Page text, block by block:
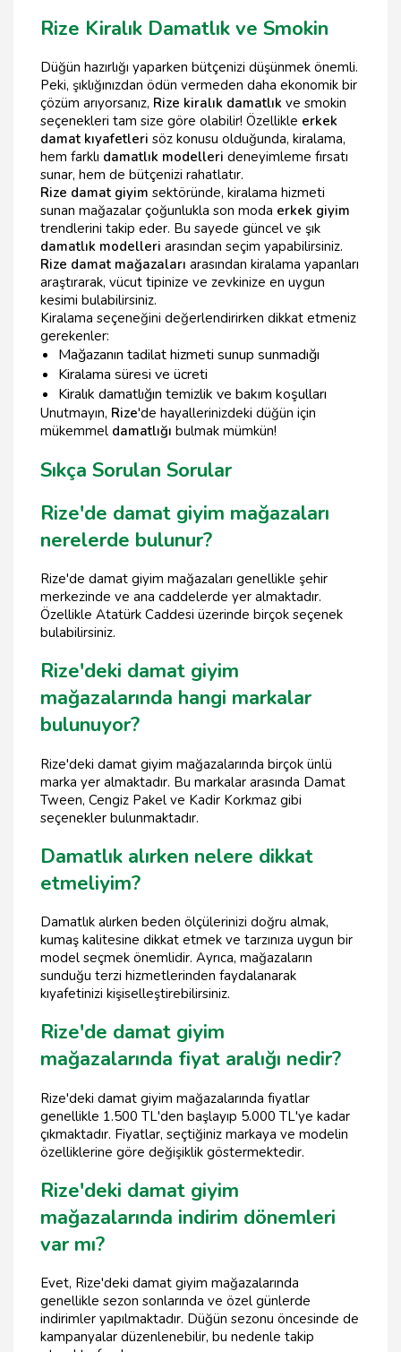
Rize Kiralık Damatlık ve Smokin
Düğün hazırlığı yaparken bütçenizi düşünmek önemli.
Peki, şıklığınızdan ödün vermeden daha ekonomik bir
çözüm arıyorsanız, Rize kiralık damatlık ve smokin
seçenekleri tam size göre olabilir! Özellikle erkek
damat kıyafetleri söz konusu olduğunda, kiralama,
hem farklı damatlık modelleri deneyimleme fırsatı
sunar, hem de bütçenizi rahatlatır.
Rize damat giyim sektöründe, kiralama hizmeti
sunan mağazalar çoğunlukla son moda erkek giyim
trendlerini takip eder. Bu sayede güncel ve şık
damatlık modelleri arasından seçim yapabilirsiniz.
Rize damat mağazaları arasından kiralama yapanları
araştırarak, vücut tipinize ve zevkinize en uygun
kesimi bulabilirsiniz.
Kiralama seçeneğini değerlendirirken dikkat etmeniz
gerekenler:
Mağazanın tadilat hizmeti sunup sunmadığı
Kiralama süresi ve ücreti
Kiralık damatlığın temizlik ve bakım koşulları
Unutmayın, Rize'de hayallerinizdeki düğün için
mükemmel damatlığı bulmak mümkün!
Sıkça Sorulan Sorular
Rize'de damat giyim mağazaları
nerelerde bulunur?
Rize'de damat giyim mağazaları genellikle şehir
merkezinde ve ana caddelerde yer almaktadır.
Özellikle Atatürk Caddesi üzerinde birçok seçenek
bulabilirsiniz.
Rize'deki damat giyim
mağazalarında hangi markalar
bulunuyor?
Rize'deki damat giyim mağazalarında birçok ünlü
marka yer almaktadır. Bu markalar arasında Damat
Tween, Cengiz Pakel ve Kadir Korkmaz gibi
seçenekler bulunmaktadır.
Damatlık alırken nelere dikkat
etmeliyim?
Damatlık alırken beden ölçülerinizi doğru almak,
kumaş kalitesine dikkat etmek ve tarzınıza uygun bir
model seçmek önemlidir. Ayrıca, mağazaların
sunduğu terzi hizmetlerinden faydalanarak
kıyafetinizi kişiselleştirebilirsiniz.
Rize'de damat giyim
mağazalarında fiyat aralığı nedir?
Rize'deki damat giyim mağazalarında fiyatlar
genellikle 1.500 TL'den başlayıp 5.000 TL'ye kadar
çıkmaktadır. Fiyatlar, seçtiğiniz markaya ve modelin
özelliklerine göre değişiklik göstermektedir.
Rize'deki damat giyim
mağazalarında indirim dönemleri
var mı?
Evet, Rize'deki damat giyim mağazalarında
genellikle sezon sonlarında ve özel günlerde
indirimler yapılmaktadır. Düğün sezonu öncesinde de
kampanyalar düzenlenebilir, bu nedenle takip